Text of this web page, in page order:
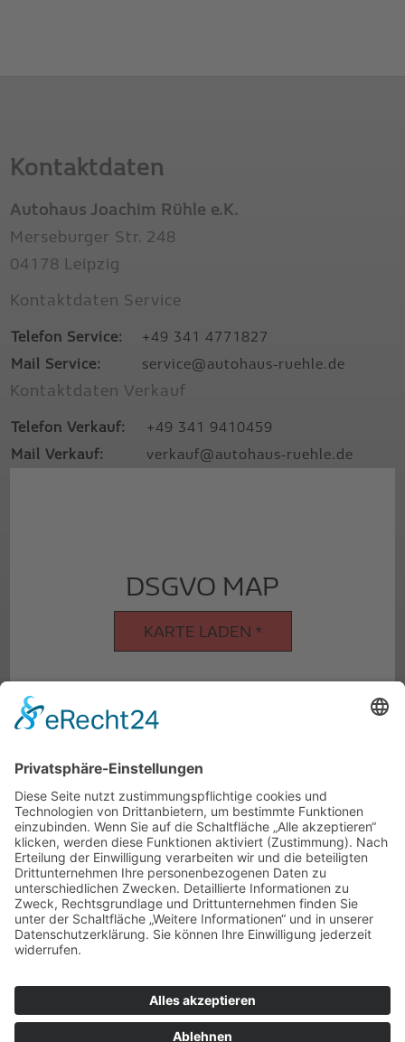
Kontaktdaten
Autohaus Joachim Rühle e.K.
Merseburger Str. 248
04178 Leipzig
Kontaktdaten Service
Telefon Service:
+49 341 4771827
Mail Service:
service@autohaus-ruehle.de
Kontaktdaten Verkauf
Telefon Verkauf:
+49 341 9410459
Mail Verkauf:
verkauf@autohaus-ruehle.de
DSGVO MAP
KARTE LADEN *
Wir verwenden einen Service eines
Drittanbieters, um Karteninhalte einzubetten.
Dieser Service kann Daten zu Ihren Aktivitäten
sammeln. Bitte lesen Sie die Details durch und
stimmen Sie der Nutzung des Service zu, um
AKZEPTIEREN
powered by
Consent Management Platform
* Mit dem Laden der Karte akzeptierst du die Datenschutzerklärung
von Google.Mehr erfahren
Datenschutz
Impressum